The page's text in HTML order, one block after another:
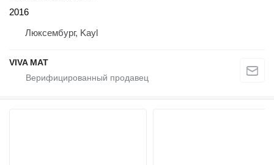
2016
Люксембург, Kayl
VIVA MAT